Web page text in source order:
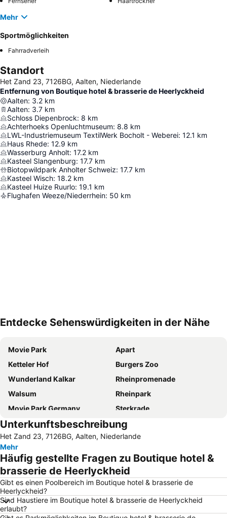
Mehr
Sportmöglichkeiten
Fahrradverleih
Standort
Het Zand 23, 7126BG, Aalten, Niederlande
Entfernung von Boutique hotel & brasserie de Heerlyckheid
Aalten: 3.2 km
Aalten: 3.7 km
Schloss Diepenbrock: 8 km
Achterhoeks Openluchtmuseum: 8.8 km
LWL-Industriemuseum TextilWerk Bocholt - Weberei: 12.1 km
Haus Rhede: 12.9 km
Wasserburg Anholt: 17.2 km
Kasteel Slangenburg: 17.7 km
Biotopwildpark Anholter Schweiz: 17.7 km
Kasteel Wisch: 18.2 km
Kasteel Huize Ruurlo: 19.1 km
Flughafen Weeze/Niederrhein: 50 km
Entdecke Sehenswürdigkeiten in der Nähe
Movie Park
Apart
Ketteler Hof
Burgers Zoo
Wunderland Kalkar
Rheinpromenade
Walsum
Rheinpark
Movie Park Germany
Sterkrade
Schloss Moyland
Deichgraf
Familiepretpark De Waarbeek
GelreDome
Lindenhof
Silbersee II
Wacht am Rhein
Kaiserhof
Raesfeld Castle
Kloster Marienthal
Schmachtendorf
Ruhrpott Rodeo
Goldener Anker
van Bebber
Unterkunftsbeschreibung
Het Zand 23, 7126BG, Aalten, Niederlande
Mehr
Häufig gestellte Fragen zu Boutique hotel &
brasserie de Heerlyckheid
Gibt es einen Poolbereich im Boutique hotel & brasserie de
Heerlyckheid?
Sind Haustiere im Boutique hotel & brasserie de Heerlyckheid
erlaubt?